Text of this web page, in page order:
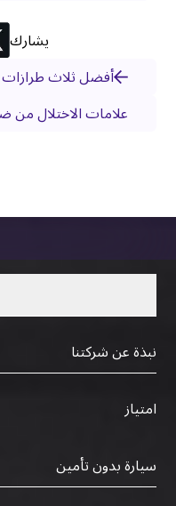
يشارك
أفضل ثلاث
علامات الاختلال من
نبذة عن شركتنا
امتياز
سيارة بدون تأمين